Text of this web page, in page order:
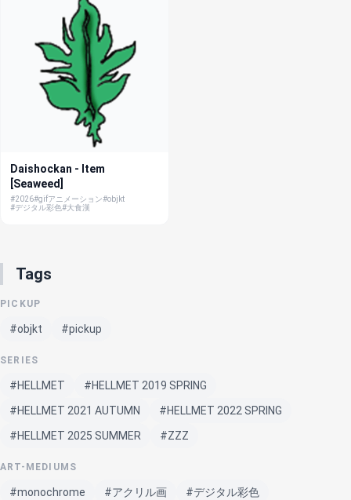
Daishockan - Item
[Seaweed]
#2026#gifアニメーション#objkt
#デジタル彩色#大食漢
Tags
PICKUP
#objkt #pickup
SERIES
#HELLMET
#HELLMET 2019 SPRING
#HELLMET 2021 AUTUMN
#HELLMET 2022 SPRING
#HELLMET 2025 SUMMER
#ZZZ
ART-MEDIUMS
#monochrome #アクリル画
#デジタル彩色